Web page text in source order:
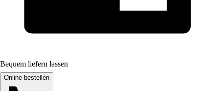
Bequem liefern lassen
Online bestellen